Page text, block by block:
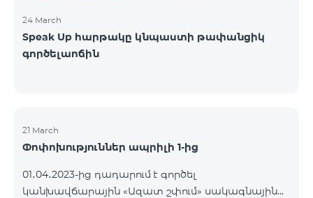
24 March
Speak Up հարթակը կնպաստի թափանցիկ
գործելաոճին
21 March
Փոփոխություններ ապրիլի 1-ից
01․04․2023-ից դադարում է գործել
կանխավճարային «Ազատ շփում» սակագնային